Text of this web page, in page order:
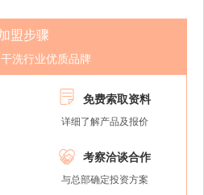
盟步骤
洗行业优质品牌
 免费索取资料
详细了解产品及报价
 考察洽谈合作
与总部确定投资方案